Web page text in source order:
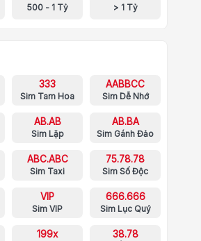
500 - 1 Tỷ > 1 Tỷ
333
Sim Tam Hoa
AABBCC
Sim Dễ Nhớ
AB.AB
Sim Lặp
AB.BA
Sim Gánh Đảo
ABC.ABC
Sim Taxi
75.78.78
Sim Số Độc
VIP
Sim VIP
666.666
Sim Lục Quý
199x 38.78